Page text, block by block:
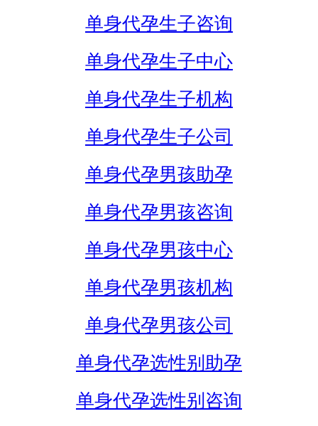
单身代孕生子咨询
单身代孕生子中心
单身代孕生子机构
单身代孕生子公司
单身代孕男孩助孕
单身代孕男孩咨询
单身代孕男孩中心
单身代孕男孩机构
单身代孕男孩公司
单身代孕选性别助孕
单身代孕选性别咨询